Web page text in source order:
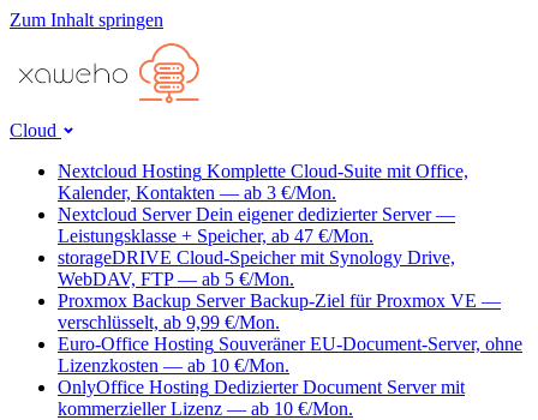
Zum Inhalt springen
Cloud
Nextcloud Hosting Komplette Cloud-Suite mit Office,
Kalender, Kontakten — ab 3 €/Mon.
Nextcloud Server Dein eigener dedizierter Server —
Leistungsklasse + Speicher, ab 47 €/Mon.
storageDRIVE Cloud-Speicher mit Synology Drive,
WebDAV, FTP — ab 5 €/Mon.
Proxmox Backup Server Backup-Ziel für Proxmox VE —
verschlüsselt, ab 9,99 €/Mon.
Euro-Office Hosting Souveräner EU-Document-Server, ohne
Lizenzkosten — ab 10 €/Mon.
OnlyOffice Hosting Dedizierter Document Server mit
kommerzieller Lizenz — ab 10 €/Mon.